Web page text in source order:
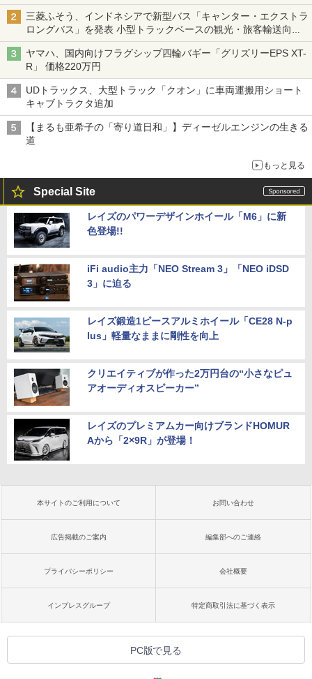
三菱ふそう、インドネシアで新型バス「キャンター・エクストラ
ロングバス」を発表 小型トラックベースの観光・旅客輸送向け
バス
ヤマハ、国内向けフラグシップ四輪バギー「グリズリーEPS XT-
R」 価格220万円
UDトラックス、大型トラック「クオン」に車両運搬用ショート
キャブトラクタ追加
【まるも亜希子の「寄り道日和」】ディーゼルエンジンの生きる
道
もっと見る
Special Site
レイズのパワーデザインホイール「M6」に新
色登場!!
iFi audio主力「NEO Stream 3」「NEO iDSD
3」に迫る
レイズ鍛造1ピースアルミホイール「CE28 N-p
lus」軽量なままに剛性を向上
クリエイティブが作った2万円台の“小さなピュ
アオーディオスピーカー”
レイズのプレミアムカー向けブランドHOMUR
Aから「2×9R」が登場！
本サイトのご利用について お問い合わせ
広告掲載のご案内 編集部へのご連絡
プライバシーポリシー 会社概要
インプレスグループ 特定商取引法に基づく表示
PC版で見る